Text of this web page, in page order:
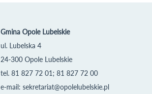
Gmina Opole Lubelskie
ul. Lubelska 4
24-300 Opole Lubelskie
tel. 81 827 72 01; 81 827 72 00
e-mail: sekretariat@opolelubelskie.pl